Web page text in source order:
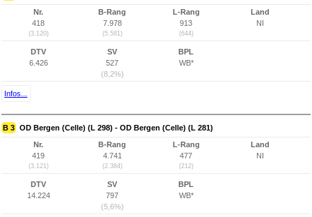
Nr.
418
(3.120)
B-Rang
7.978
(5.581)
L-Rang
913
(644)
Land
NI
DTV
6.426
SV
527
(8,2%)
BPL
WB*
Infos...
B 3 OD Bergen (Celle) (L 298) - OD Bergen (Celle) (L 281)
Nr.
419
(3.121)
B-Rang
4.741
(2.384)
L-Rang
477
(212)
Land
NI
DTV
14.224
SV
797
(5,6%)
BPL
WB*